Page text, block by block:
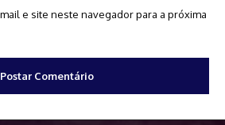
e site neste navegador para a próxima